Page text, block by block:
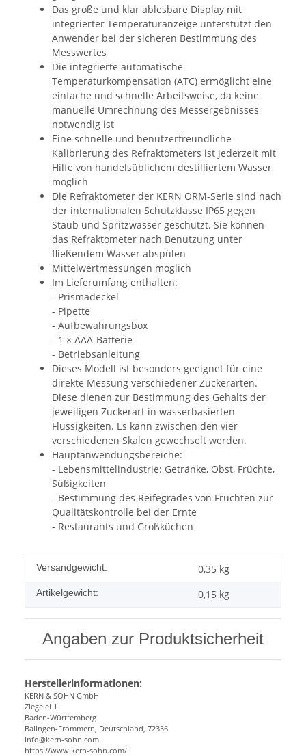
Das große und klar ablesbare Display mit
integrierter Temperaturanzeige unterstützt den
Anwender bei der sicheren Bestimmung des
Messwertes
Die integrierte automatische
Temperaturkompensation (ATC) ermöglicht eine
einfache und schnelle Arbeitsweise, da keine
manuelle Umrechnung des Messergebnisses
notwendig ist
Eine schnelle und benutzerfreundliche
Kalibrierung des Refraktometers ist jederzeit mit
Hilfe von handelsüblichem destilliertem Wasser
möglich
Die Refraktometer der KERN ORM-Serie sind nach
der internationalen Schutzklasse IP65 gegen
Staub und Spritzwasser geschützt. Sie können
das Refraktometer nach Benutzung unter
fließendem Wasser abspülen
Mittelwertmessungen möglich
Im Lieferumfang enthalten:
- Prismadeckel
- Pipette
- Aufbewahrungsbox
- 1 × AAA-Batterie
- Betriebsanleitung
Dieses Modell ist besonders geeignet für eine
direkte Messung verschiedener Zuckerarten.
Diese dienen zur Bestimmung des Gehalts der
jeweiligen Zuckerart in wasserbasierten
Flüssigkeiten. Es kann zwischen den vier
verschiedenen Skalen gewechselt werden.
Hauptanwendungsbereiche:
- Lebensmittelindustrie: Getränke, Obst, Früchte,
Süßigkeiten
- Bestimmung des Reifegrades von Früchten zur
Qualitätskontrolle bei der Ernte
- Restaurants und Großküchen
Versandgewicht: 0,35 kg
Artikelgewicht: 0,15 kg
Angaben zur Produktsicherheit
Herstellerinformationen:
KERN & SOHN GmbH
Ziegelei 1
Baden-Württemberg
Balingen-Frommern, Deutschland, 72336
info@kern-sohn.com
https://www.kern-sohn.com/